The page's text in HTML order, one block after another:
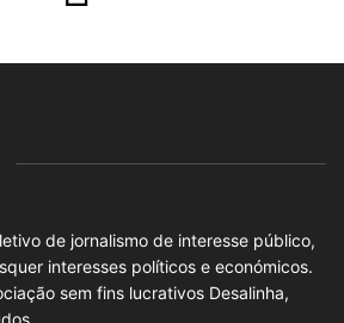
de jornalismo de interesse público,
interesses políticos e económicos.
sem fins lucrativos Desalinha,